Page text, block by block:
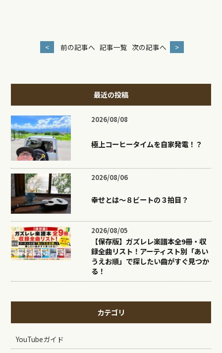
< 前の記事へ 記事一覧 次の記事へ >
最近の投稿
2026/08/08
極上コーヒータイムを自家発電！？
2026/08/06
幸せとは〜８ビートの３拍目？
2026/08/05
【保存版】ガズレレ楽譜本全9冊・収
録全曲リスト！アーティスト別「あい
うえお順」で探したい曲がすぐ見つか
る！
カテゴリ
YouTubeガイド